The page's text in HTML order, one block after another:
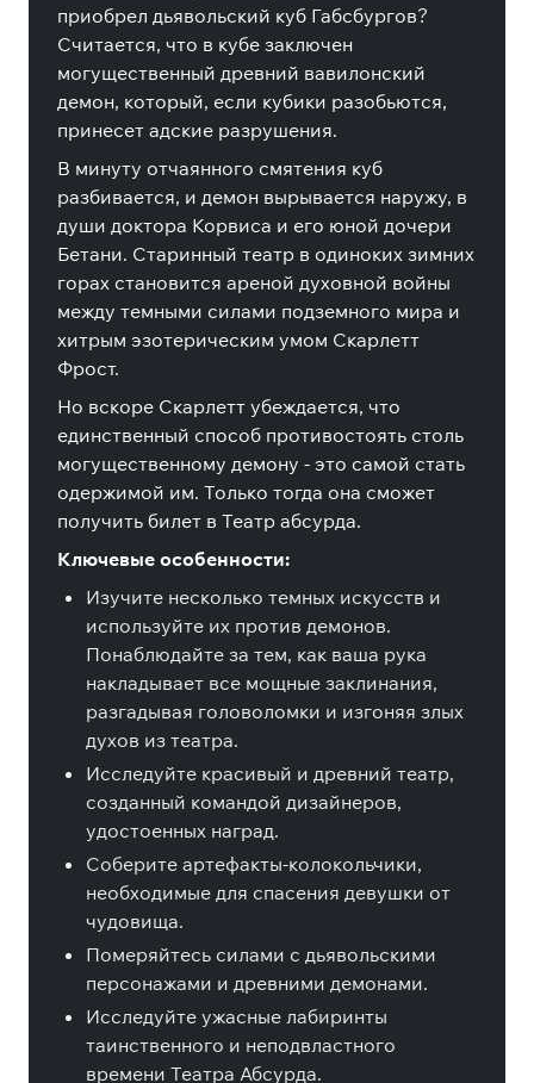
приобрел дьявольский куб Габсбургов?
Считается, что в кубе заключен
могущественный древний вавилонский
демон, который, если кубики разобьются,
принесет адские разрушения.
В минуту отчаянного смятения куб
разбивается, и демон вырывается наружу, в
души доктора Корвиса и его юной дочери
Бетани. Старинный театр в одиноких зимних
горах становится ареной духовной войны
между темными силами подземного мира и
хитрым эзотерическим умом Скарлетт
Фрост.
Но вскоре Скарлетт убеждается, что
единственный способ противостоять столь
могущественному демону - это самой стать
одержимой им. Только тогда она сможет
получить билет в Театр абсурда.
Ключевые особенности:
Изучите несколько темных искусств и
используйте их против демонов.
Понаблюдайте за тем, как ваша рука
накладывает все мощные заклинания,
разгадывая головоломки и изгоняя злых
духов из театра.
Исследуйте красивый и древний театр,
созданный командой дизайнеров,
удостоенных наград.
Соберите артефакты-колокольчики,
необходимые для спасения девушки от
чудовища.
Померяйтесь силами с дьявольскими
персонажами и древними демонами.
Исследуйте ужасные лабиринты
таинственного и неподвластного
времени Театра Абсурда.